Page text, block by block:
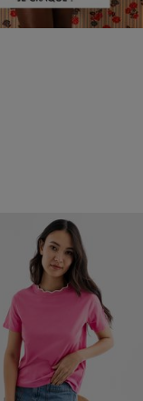
de ce produit :